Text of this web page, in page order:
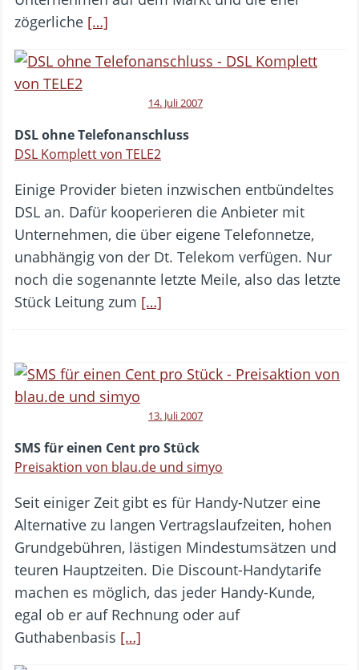
zögerliche […]
14. Juli 2007
DSL ohne Telefonanschluss
DSL Komplett von TELE2
Einige Provider bieten inzwischen entbündeltes
DSL an. Dafür kooperieren die Anbieter mit
Unternehmen, die über eigene Telefonnetze,
unabhängig von der Dt. Telekom verfügen. Nur
noch die sogenannte letzte Meile, also das letzte
Stück Leitung zum […]
13. Juli 2007
SMS für einen Cent pro Stück
Preisaktion von blau.de und simyo
Seit einiger Zeit gibt es für Handy-Nutzer eine
Alternative zu langen Vertragslaufzeiten, hohen
Grundgebühren, lästigen Mindestumsätzen und
teuren Hauptzeiten. Die Discount-Handytarife
machen es möglich, das jeder Handy-Kunde,
egal ob er auf Rechnung oder auf
Guthabenbasis […]